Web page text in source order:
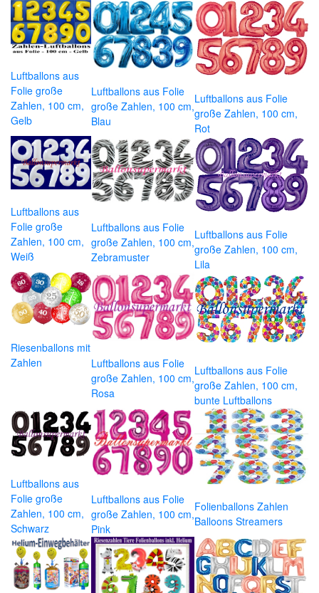
Luftballons aus
Folie große
Zahlen, 100 cm,
Gelb
Luftballons aus Folie
große Zahlen, 100 cm,
Blau
Luftballons aus Folie
große Zahlen, 100 cm,
Rot
Luftballons aus
Folie große
Zahlen, 100 cm,
Weiß
Luftballons aus Folie
große Zahlen, 100 cm,
Zebramuster
Luftballons aus Folie
große Zahlen, 100 cm,
Lila
Riesenballons mit
Zahlen
Luftballons aus Folie
große Zahlen, 100 cm,
Rosa
Luftballons aus Folie
große Zahlen, 100 cm,
bunte Luftballons
Luftballons aus
Folie große
Zahlen, 100 cm,
Schwarz
Luftballons aus Folie
große Zahlen, 100 cm,
Pink
Folienballons Zahlen
Balloons Streamers